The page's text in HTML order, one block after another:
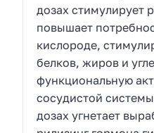
дозах стимулирует
повышает
кислороде,
белков, жиров и
функциональную
сосудистой
дозах угнетает